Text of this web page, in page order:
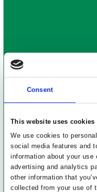
Consent
This website uses cookies
We use cookies to
social media features and
information about your use
advertising and analytics
other information that
collected from your use of